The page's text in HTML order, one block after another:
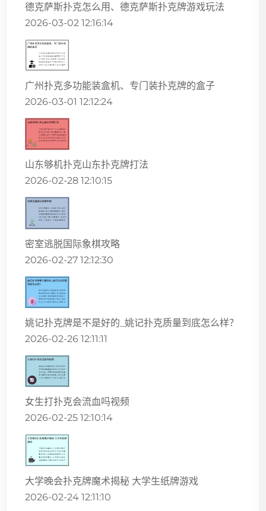
德克萨斯扑克怎么用、德克萨斯扑克牌游戏玩法
2026-03-02 12:16:14
广州扑克多功能装盒机、专门装扑克牌的盒子
2026-03-01 12:12:24
山东够机扑克山东扑克牌打法
2026-02-28 12:10:15
密室逃脱国际象棋攻略
2026-02-27 12:12:30
姚记扑克牌是不是好的_姚记扑克质量到底怎么样？
2026-02-26 12:11:11
女生打扑克会流血吗视频
2026-02-25 12:10:14
大学晚会扑克牌魔术揭秘 大学生纸牌游戏
2026-02-24 12:11:10